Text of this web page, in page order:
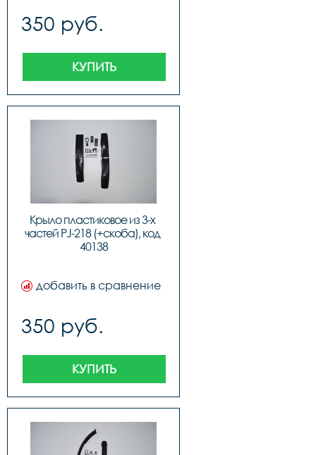
350 руб.
КУПИТЬ
Крыло пластиковое из 3-х
частей PJ-218 (+скоба), код
40138
добавить в сравнение
350 руб.
КУПИТЬ